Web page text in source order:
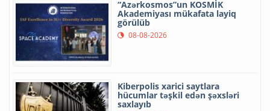
“Azərkosmos”un KOSMİK
Akademiyası mükafata layiq
görülüb
08-08-2026
Kiberpolis xarici saytlara
hücumlar təşkil edən şəxsləri
saxlayıb